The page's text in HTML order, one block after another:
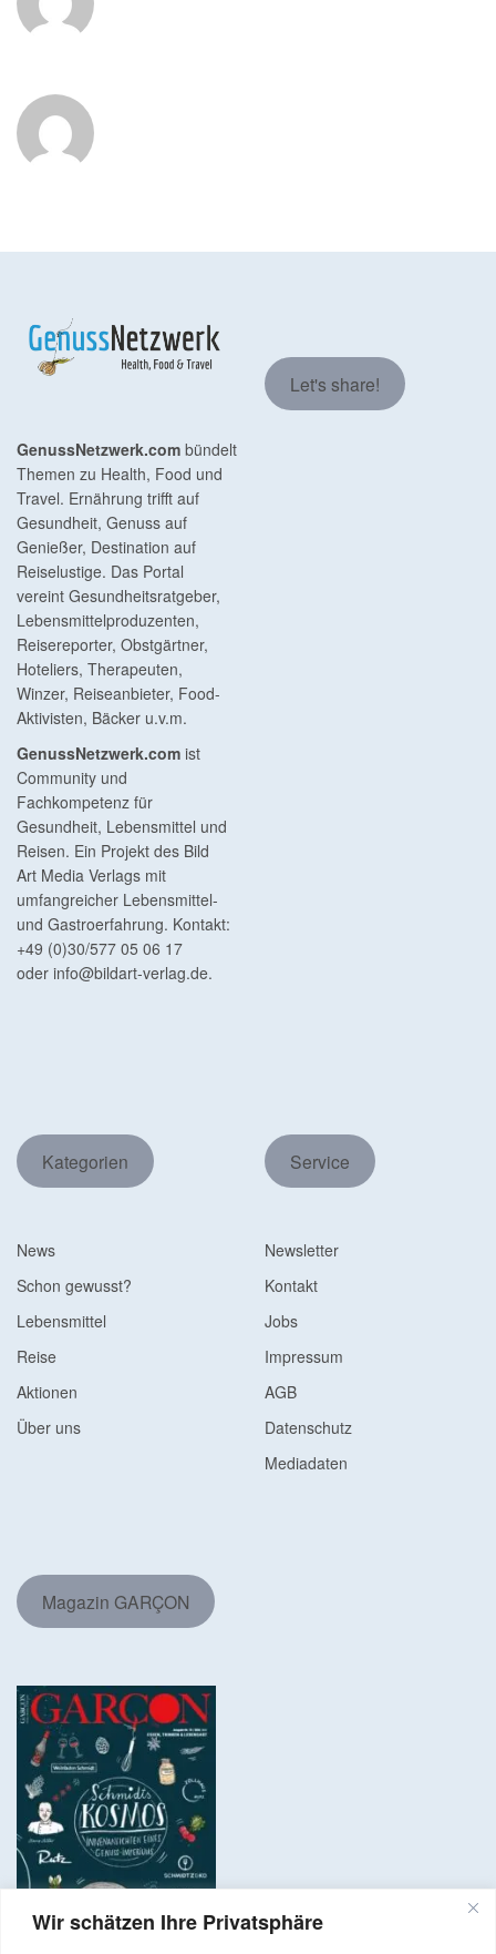
Wir schätzen Ihre Privatsphäre
GenussNetzwerk.com bündelt
Themen zu Health, Food und
Travel. Ernährung trifft auf
Gesundheit, Genuss auf
Genießer, Destination auf
Reiselustige. Das Portal
vereint Gesundheitsratgeber,
Lebensmittelproduzenten,
Reisereporter, Obstgärtner,
Hoteliers, Therapeuten,
Winzer, Reiseanbieter, Food-
Aktivisten, Bäcker u.v.m.
GenussNetzwerk.com ist
Community und
Fachkompetenz für
Gesundheit, Lebensmittel und
Reisen. Ein Projekt des Bild
Art Media Verlags mit
umfangreicher Lebensmittel-
und Gastroerfahrung. Kontakt:
+49 (0)30/577 05 06 17
oder info@bildart-verlag.de.
Let's share!
Kategorien
News
Schon gewusst?
Lebensmittel
Reise
Aktionen
Über uns
Service
Newsletter
Kontakt
Jobs
Impressum
AGB
Datenschutz
Mediadaten
Magazin GARÇON